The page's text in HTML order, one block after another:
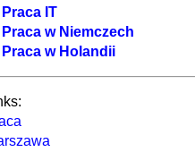
IT
w Niemczech
w Holandii